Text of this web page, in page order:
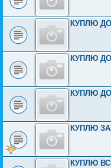
КУПЛЮ
КУПЛЮ
КУПЛЮ
КУПЛЮ
КУПЛЮ